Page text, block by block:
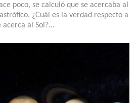
poco, se calculó que se acercaba al
¿Cuál es la verdad respecto a
acerca al Sol?…